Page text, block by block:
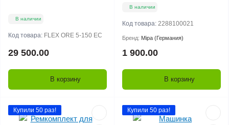
В наличии
Код товара: FLEX ORE 5-150 EC
29 500.00
В корзину
В наличии
Код товара: 2288100021
Бренд: Mipa (Германия)
1 900.00
В корзину
Купили 50 раз! Купили 50 раз!